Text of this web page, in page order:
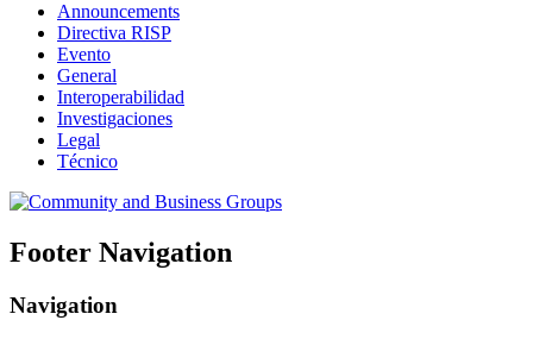
Announcements
Directiva RISP
Evento
General
Interoperabilidad
Investigaciones
Legal
Técnico
Footer Navigation
Navigation